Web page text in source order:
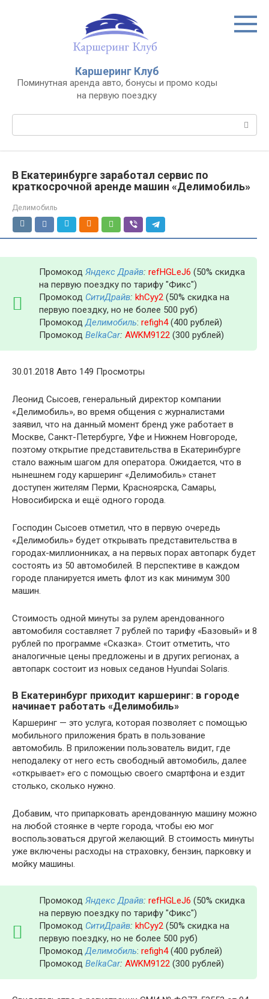
Каршеринг Клуб
Поминутная аренда авто, бонусы и промо коды
на первую поездку
Поиск:
В Екатеринбурге заработал сервис по
краткосрочной аренде машин «Делимобиль»
Делимобиль
Промокод Яндекс Драйв: refHGLeJ6 (50% скидка
на первую поездку по тарифу "Фикс")
Промокод СитиДрайв: khCyy2 (50% скидка на
первую поездку, но не более 500 руб)
ПромокодДелимобиль: refigh4(400 рублей)
Промокод BelkaCar: AWKM9122 (300 рублей)
30.01.2018 Авто 149 Просмотры
Леонид Сысоев, генеральный директор компании
«Делимобиль», во время общения с журналистами
заявил, что на данный момент бренд уже работает в
Москве, Санкт-Петербурге, Уфе и Нижнем Новгороде,
поэтому открытие представительства в Екатеринбурге
стало важным шагом для оператора. Ожидается, что в
нынешнем году каршеринг «Делимобиль» станет
доступен жителям Перми, Красноярска, Самары,
Новосибирска и ещё одного города.
Господин Сысоев отметил, что в первую очередь
«Делимобиль» будет открывать представительства в
городах-миллионниках, а на первых порах автопарк будет
состоять из 50 автомобилей. В перспективе в каждом
городе планируется иметь флот из как минимум 300
машин.
Стоимость одной минуты за рулем арендованного
автомобиля составляет 7 рублей по тарифу «Базовый» и 8
рублей по программе «Сказка». Стоит отметить, что
аналогичные цены предложены и в других регионах, а
автопарк состоит из новых седанов Hyundai Solaris.
В Екатеринбург приходит каршеринг: в городе
начинает работать «Делимобиль»
Каршеринг — это услуга, которая позволяет с помощью
мобильного приложения брать в пользование
автомобиль. В приложении пользователь видит, где
неподалеку от него есть свободный автомобиль, далее
«открывает» его с помощью своего смартфона и ездит
столько, сколько нужно.
Добавим, что припарковать арендованную машину можно
на любой стоянке в черте города, чтобы ею мог
воспользоваться другой желающий. В стоимость минуты
уже включены расходы на страховку, бензин, парковку и
мойку машины.
Промокод Яндекс Драйв: refHGLeJ6 (50% скидка
на первую поездку по тарифу "Фикс")
Промокод СитиДрайв: khCyy2 (50% скидка на
первую поездку, но не более 500 руб)
ПромокодДелимобиль: refigh4(400 рублей)
Промокод BelkaCar: AWKM9122 (300 рублей)